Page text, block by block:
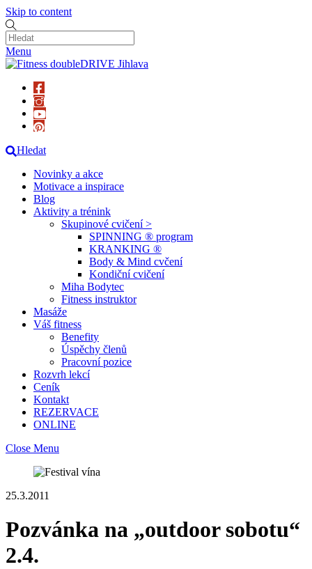
Skip to content
Menu
Hledat
Novinky a akce
Motivace a inspirace
Blog
Aktivity a trénink
Skupinové cvičení >
SPINNING ® program
KRANKING ®
Body & Mind cvčení
Kondiční cvičení
Miha Bodytec
Fitness instruktor
Masáže
Váš fitness
Benefity
Úspěchy členů
Pracovní pozice
Rozvrh lekcí
Ceník
Kontakt
REZERVACE
ONLINE
Close Menu
25.3.2011
Pozvánka na „outdoor sobotu“
2.4.